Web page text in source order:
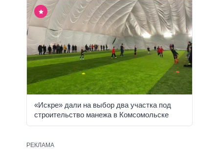
«Искре» дали на выбор два участка под
строительство манежа в Комсомольске
РЕКЛАМА